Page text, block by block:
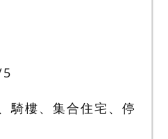
5
騎樓、集合住宅、停